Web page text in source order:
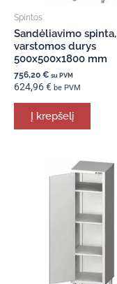
Spintos
Sandėliavimo spinta,
varstomos durys
500x500x1800 mm
756,20 € su PVM
624,96€ be PVM
Į krepšelį